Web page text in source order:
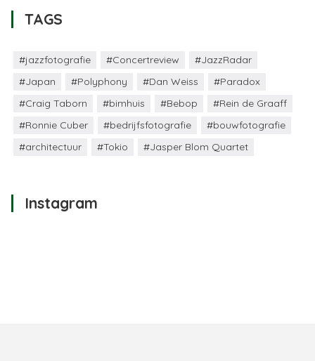
TAGS
#jazzfotografie #Concertreview
#JazzRadar
#Japan
#Polyphony #Dan Weiss
#Paradox
#Craig Taborn
#bimhuis #Bebop
#Rein de Graaff
#Ronnie Cuber
#bedrijfsfotografie
#bouwfotografie
#architectuur
#Tokio #Jasper Blom Quartet
Instagram